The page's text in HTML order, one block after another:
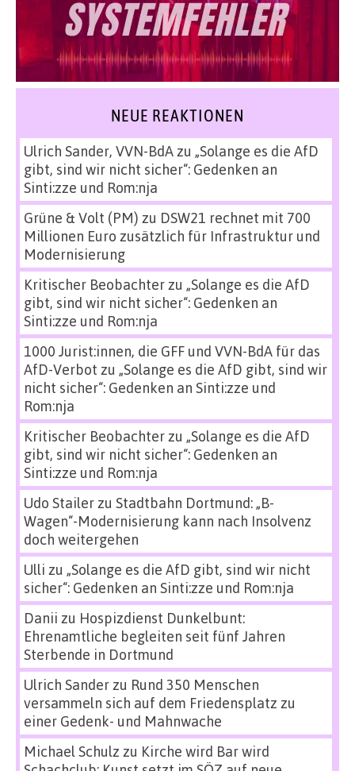
NEUE REAKTIONEN
Ulrich Sander, VVN-BdAzu „Solange es die AfD
gibt, sind wir nicht sicher“: Gedenken an
Sinti:zze und Rom:nja
Grüne & Volt (PM) zu DSW21 rechnet mit 700
Millionen Euro zusätzlich für Infrastruktur und
Modernisierung
Kritischer Beobachterzu „Solange es die AfD
gibt, sind wir nicht sicher“: Gedenken an
Sinti:zze und Rom:nja
1000 Jurist:innen, die GFF und VVN-BdA für das
AfD-Verbot zu „Solange es die AfD gibt, sind wir
nicht sicher“: Gedenken an Sinti:zze und
Rom:nja
Kritischer Beobachterzu „Solange es die AfD
gibt, sind wir nicht sicher“: Gedenken an
Sinti:zze und Rom:nja
Udo Stailerzu Stadtbahn Dortmund: „B-
Wagen“-Modernisierung kann nach Insolvenz
doch weitergehen
Ulli zu „Solange es die AfD gibt, sind wir nicht
sicher“: Gedenken an Sinti:zze und Rom:nja
Danii zu Hospizdienst Dunkelbunt:
Ehrenamtliche begleiten seit fünf Jahren
Sterbende in Dortmund
Ulrich Sanderzu Rund 350 Menschen
versammeln sich auf dem Friedensplatz zu
einer Gedenk- und Mahnwache
Michael Schulz zu Kirche wird Bar wird